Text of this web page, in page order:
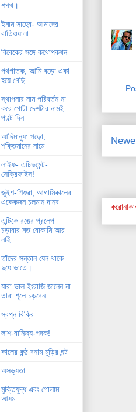
শপথ।
ইমাম সাহেব- আমাদের
বাতিওয়ালা
বিবেকের সঙ্গে কথোপকথন
পথগাতক, আমি বড়ো একা
হয়ে গেছি
স্থাপনার নাম পরিবর্তন না
করে গোটা দেশটার নামই
পাল্টে দিন
আদিমানুষ: পড়ো,
শক্তিমানের নামে
লাইফ- এচিভমেন্ট-
সেক্রিফাইস!
জুইশ-শিশুরা, আগামিকালের
একেকজন চলমান দানব
এন্টিকে রঙের প্রলেপ
চড়াবার মত বোকামি আর
নাই
তাঁদের সন্তান যেন থাকে
দুধে ভাতে।
যারা ভাল ইংরাজি জানেন না
তারা শূলে চড়বেন
স্বপ্ন বিক্রি
লাশ-বানিজ্য-পদক!
কালের কন্ঠ বনাম মুড়ির ঘন্ট
অসভ্যতা
মুক্তিযুদ্ধ এবং গোলাম
আযম